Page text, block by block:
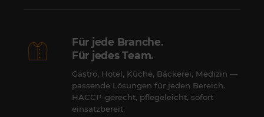
Für jede Branche.
Für jedes Team.
Gastro, Hotel, Küche, Bäckerei, Medizin —
passende Lösungen für jeden Bereich.
HACCP-gerecht, pflegeleicht, sofort
einsatzbereit.